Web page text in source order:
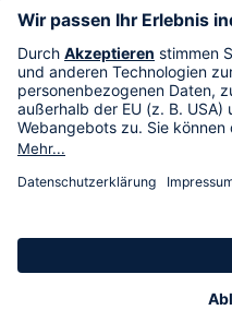
Im TV
HSE International